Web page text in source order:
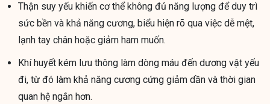
Thận suy yếu khiến cơ thể không đủ năng lượng để duy trì
sức bền và khả năng cương, biểu hiện rõ qua việc dễ mệt,
lạnh tay chân hoặc giảm ham muốn.
Khí huyết kém lưu thông làm dòng máu đến dương vật yếu
đi, từ đó làm khả năng cương cứng giảm dần và thời gian
quan hệ ngắn hơn.